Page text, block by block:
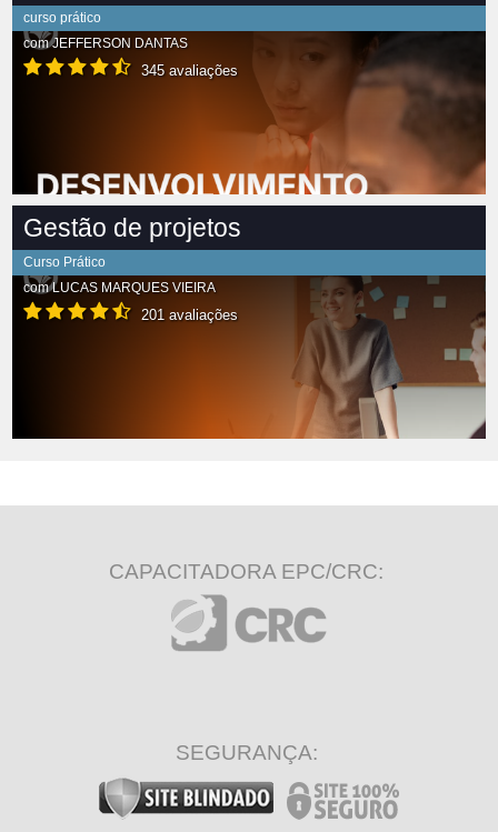
curso prático
comJEFFERSON DANTAS
345 avaliações
Gestão de projetos
Curso Prático
comLUCAS MARQUES VIEIRA
201 avaliações
CAPACITADORA EPC/CRC:
SEGURANÇA: